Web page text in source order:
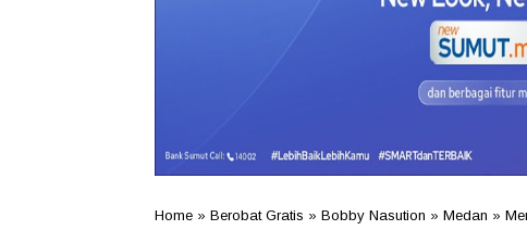
Home » Berobat Gratis » Bobby Nasution » Medan »